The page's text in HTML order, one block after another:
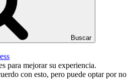
Buscar
para mejorar su experiencia.
con esto, pero puede optar por no